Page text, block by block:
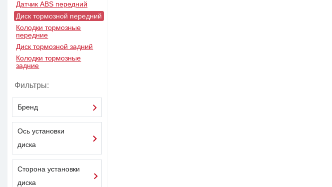
Датчик ABS передний
Диск тормозной передний
Колодки тормозные
передние
Диск тормозной задний
Колодки тормозные
задние
Фильтры:
Бренд
Ось установки
диска
Сторона установки
диска